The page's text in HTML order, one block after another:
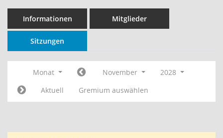
Informationen Mitglieder
Sitzungen
Monat November
2028
Aktuell
Gremium auswählen